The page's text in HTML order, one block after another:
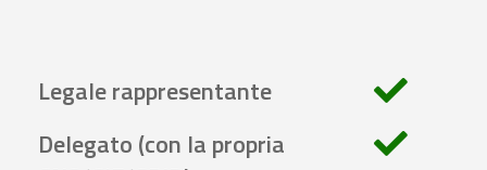
Legale rappresentante
Delegato (con la propria